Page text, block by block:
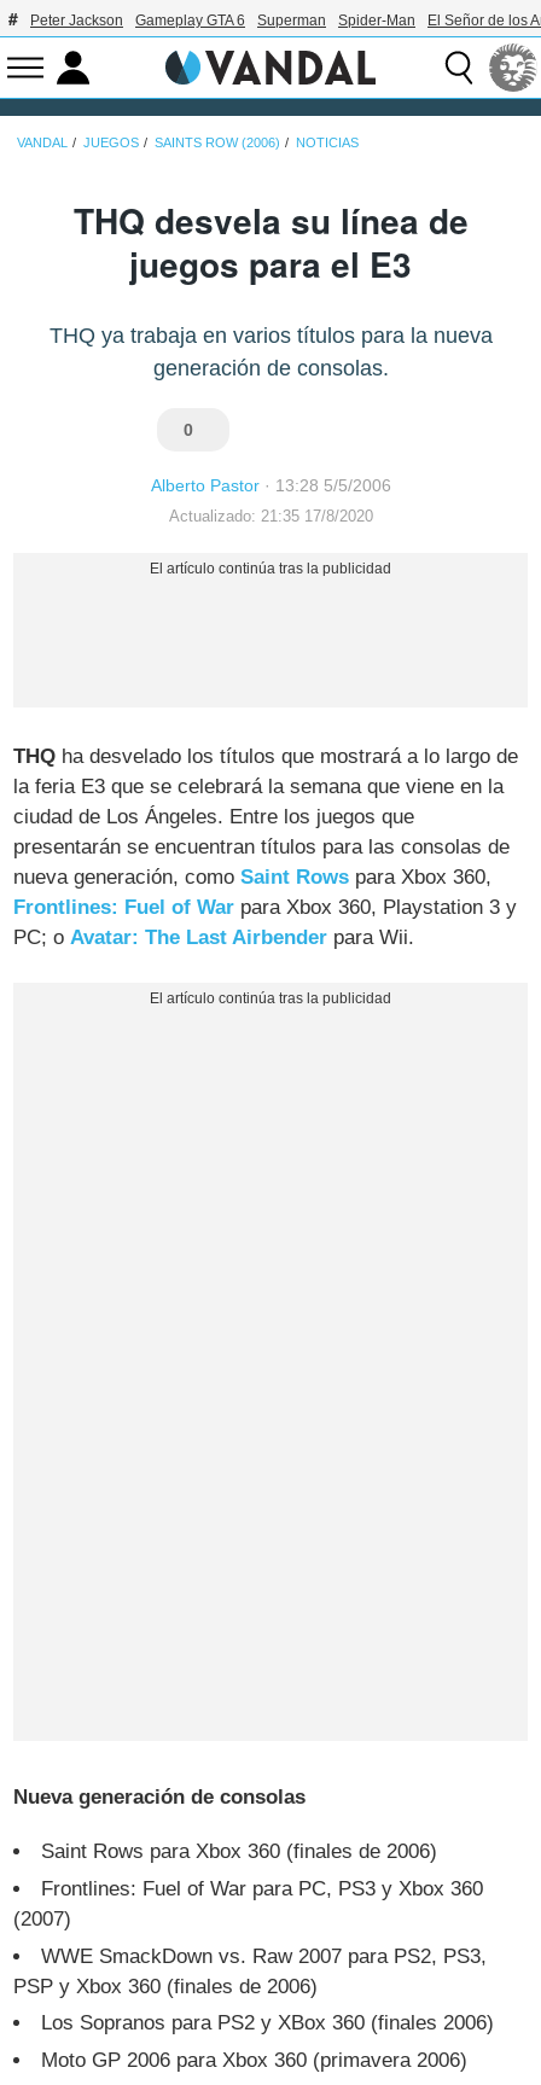
Peter Jackson Gameplay GTA 6 Superman Spider-Man El Señor de los
VANDAL JUEGOS SAINTS ROW (2006) NOTICIAS
THQ desvela su línea de
juegos para el E3
THQ ya trabaja en varios títulos para la nueva
generación de consolas.
0
Alberto Pastor· 13:28 5/5/2006
Actualizado: 21:35 17/8/2020
THQ ha desvelado los títulos que mostrará a lo largo de
la feria E3 que se celebrará la semana que viene en la
ciudad de Los Ángeles. Entre los juegos que
presentarán se encuentran títulos para las consolas de
nueva generación, comoSaint Rows para Xbox 360,
Frontlines: Fuel of War para Xbox 360, Playstation 3 y
PC; oAvatar: The Last Airbender para Wii.
Nueva generación de consolas
Saint Rows para Xbox 360 (finales de 2006)
Frontlines: Fuel of War para PC, PS3 y Xbox 360
(2007)
WWE SmackDown vs. Raw 2007 para PS2, PS3,
PSP y Xbox 360 (finales de 2006)
Los Sopranos para PS2 y XBox 360 (finales 2006)
Moto GP 2006 para Xbox 360 (primavera 2006)